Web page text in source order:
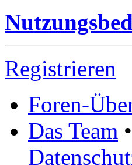
Registrieren
Foren-
Das Team •